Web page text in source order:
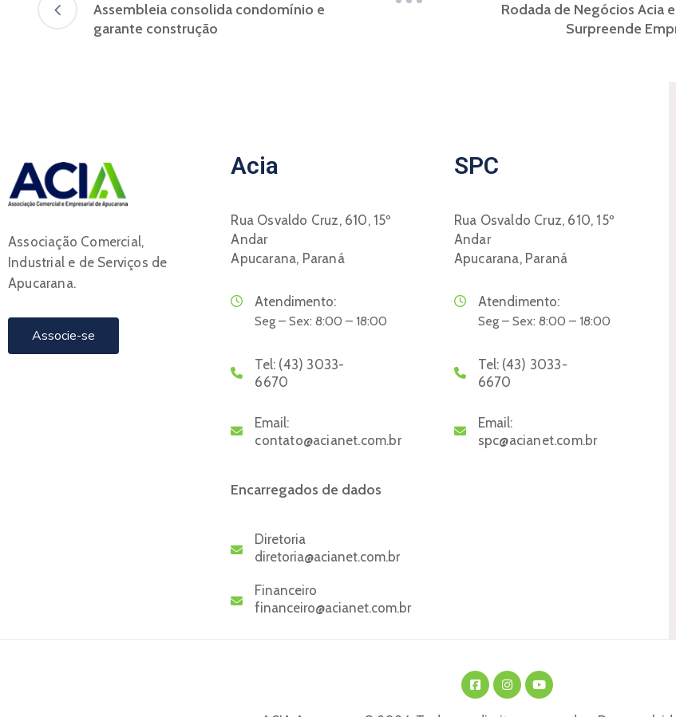
Assembleia consolida condomínio e
garante construção
Rodada de Negócios Acia
Surpreende
Associação Comercial,
Industrial e de Serviços de
Apucarana.
Associe-se
Acia
Rua Osvaldo Cruz, 610, 15º
Andar
Apucarana, Paraná
Atendimento:
Seg – Sex: 8:00 – 18:00
Tel: (43) 3033-
6670
Email:
contato@acianet.com.br
Encarregados de dados
Diretoria
diretoria@acianet.com.br
Financeiro
financeiro@acianet.com.br
SPC
Rua Osvaldo Cruz, 610, 15º
Andar
Apucarana, Paraná
Atendimento:
Seg – Sex: 8:00 – 18:00
Tel: (43) 3033-
6670
Email:
spc@acianet.com.br